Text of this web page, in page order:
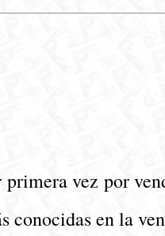
vez por
conocidas en la